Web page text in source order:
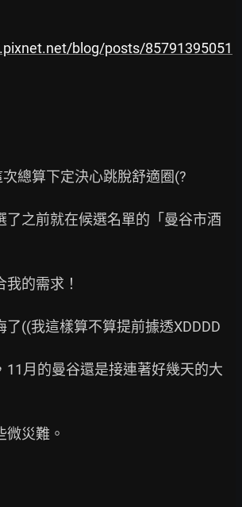
blog/posts/85791395051
總算下定決心跳脫舒適圈(?
了之前就在候選名單的「曼谷市酒
的需求！
了((我這樣算不算提前據透XDDDD
11月的曼谷還是接連著好幾天的大
微災難。